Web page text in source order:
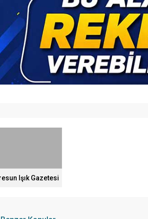
Işık Gazetesi